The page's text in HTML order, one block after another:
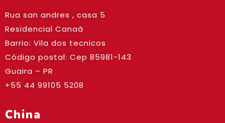
Rua san andres , casa 5
Residencial Canaã
Barrio: Vila dos tecnicos
Código postal: Cep 85981-143
Guaira – PR
+55 44 99105 5208
China